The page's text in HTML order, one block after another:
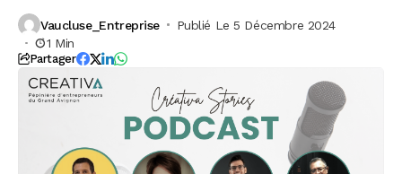
Vaucluse_Entreprise
Publié Le 5 Décembre 2024
1 Min
Partager